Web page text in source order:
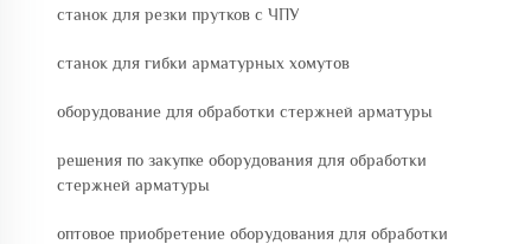
станок для резки прутков с ЧПУ
станок для гибки арматурных хомутов
оборудование для обработки стержней арматуры
решения по закупке оборудования для обработки
стержней арматуры
оптовое приобретение оборудования для обработки